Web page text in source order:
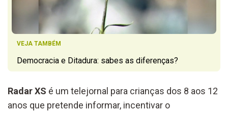
VEJA TAMBÉM
Democracia e Ditadura: sabes as diferenças?
Radar XS é um telejornal para crianças dos 8 aos 12
anos que pretende informar, incentivar o